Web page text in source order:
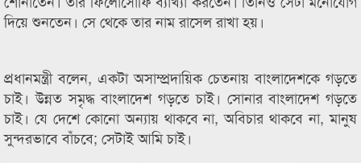
দিয়ে শুনতেন। সে থেকে তার নাম রাসেল রাখা হয়।
প্রধানমন্ত্রী বলেন, একটা অসাম্প্রদায়িক চেতনায় বাংলাদেশকে গড়তে
চাই। উন্নত সমৃদ্ধ বাংলাদেশ গড়তে চাই। সোনার বাংলাদেশ গড়তে
চাই। যে দেশে কোনো অন্যায় থাকবে না, অবিচার থাকবে না, মানুষ
সুন্দরভাবে বাঁচবে; সেটাই আমি চাই।